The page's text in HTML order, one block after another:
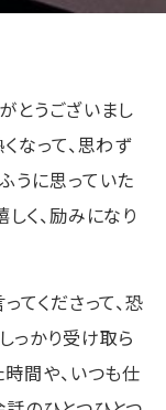
とうございまし
なって、思わず
うに思っていた
く、励みになり
てくださって、恐
っかり受け取ら
間や、いつも仕